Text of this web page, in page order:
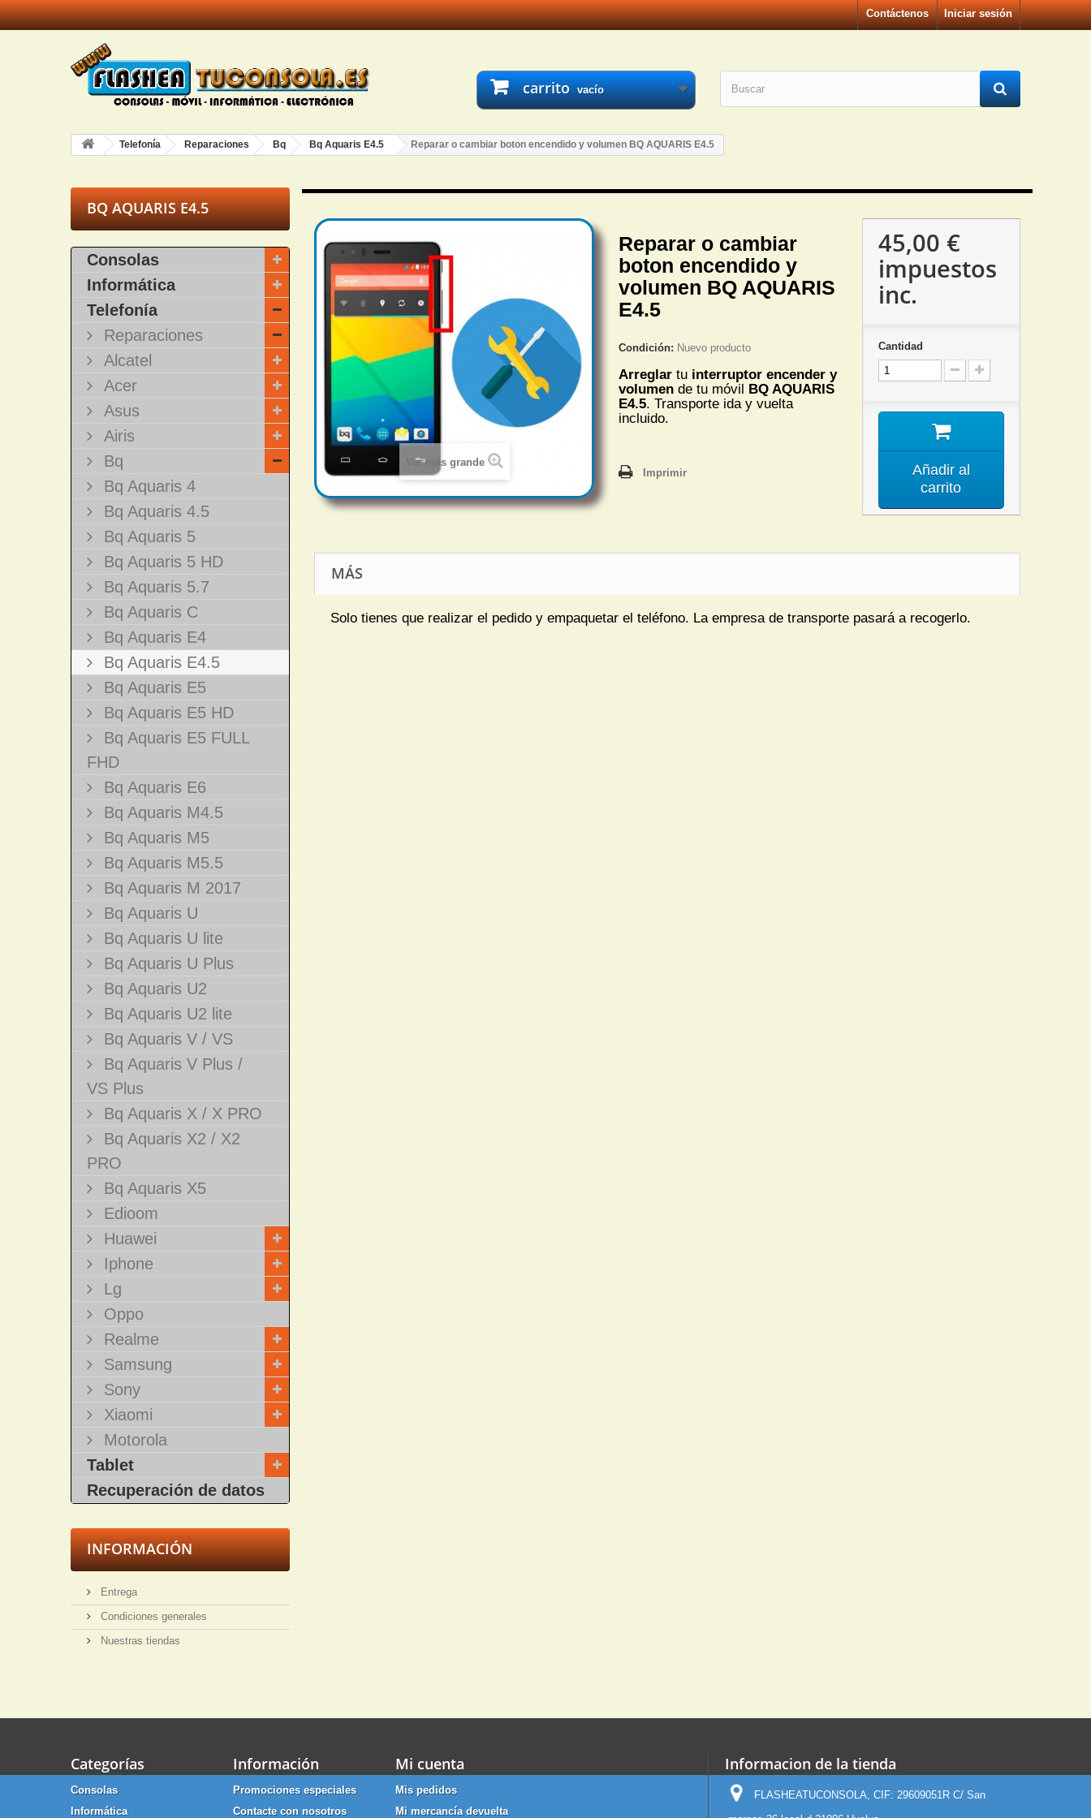
Iniciar sesión
Contáctenos
carrito vacío
Telefonía Reparaciones Bq Bq Aquaris E4.5 Reparar o cambiar boton encendido y volumen BQ AQUARIS E4.5
BQ AQUARIS E4.5
Consolas
Informática
Telefonía
Reparaciones
Alcatel
Acer
Asus
Airis
Bq
Bq Aquaris 4
Bq Aquaris 4.5
Bq Aquaris 5
Bq Aquaris 5 HD
Bq Aquaris 5.7
Bq Aquaris C
Bq Aquaris E4
Bq Aquaris E4.5
Bq Aquaris E5
Bq Aquaris E5 HD
Bq Aquaris E5 FULL
FHD
Bq Aquaris E6
Bq Aquaris M4.5
Bq Aquaris M5
Bq Aquaris M5.5
Bq Aquaris M 2017
Bq Aquaris U
Bq Aquaris U lite
Bq Aquaris U Plus
Bq Aquaris U2
Bq Aquaris U2 lite
Bq Aquaris V / VS
Bq Aquaris V Plus /
VS Plus
Bq Aquaris X / X PRO
Bq Aquaris X2 / X2
PRO
Bq Aquaris X5
Edioom
Huawei
Iphone
Lg
Oppo
Realme
Samsung
Sony
Xiaomi
Motorola
Tablet
Recuperación de datos
INFORMACIÓN
Entrega
Condiciones generales
Nuestras tiendas
Ver más grande
Reparar o cambiar
boton encendido y
volumen BQ AQUARIS
E4.5
Condición: Nuevo producto
Arreglar tu interruptor encender y
volumen de tu móvil BQ AQUARIS
E4.5. Transporte ida y vuelta
incluido.
Imprimir
45,00 €
impuestos
inc.
Cantidad
Añadir al
carrito
MÁS
Solo tienes que realizar el pedido y empaquetar el teléfono. La empresa de transporte pasará a recogerlo.
Categorías
Consolas
Informática
Información
Promociones especiales
Contacte con nosotros
Mi cuenta
Mis pedidos
Mi mercancía devuelta
Informacion de la tienda
FLASHEATUCONSOLA, CIF: 29609051R C/ San